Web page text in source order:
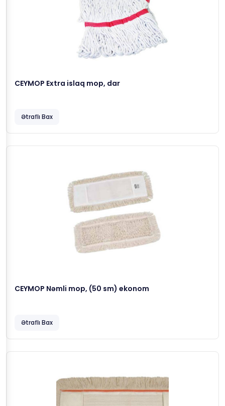
CEYMOP Extra islaq mop, dar
Ətraflı Bax
CEYMOP Nəmli mop, (50 sm) ekonom
Ətraflı Bax